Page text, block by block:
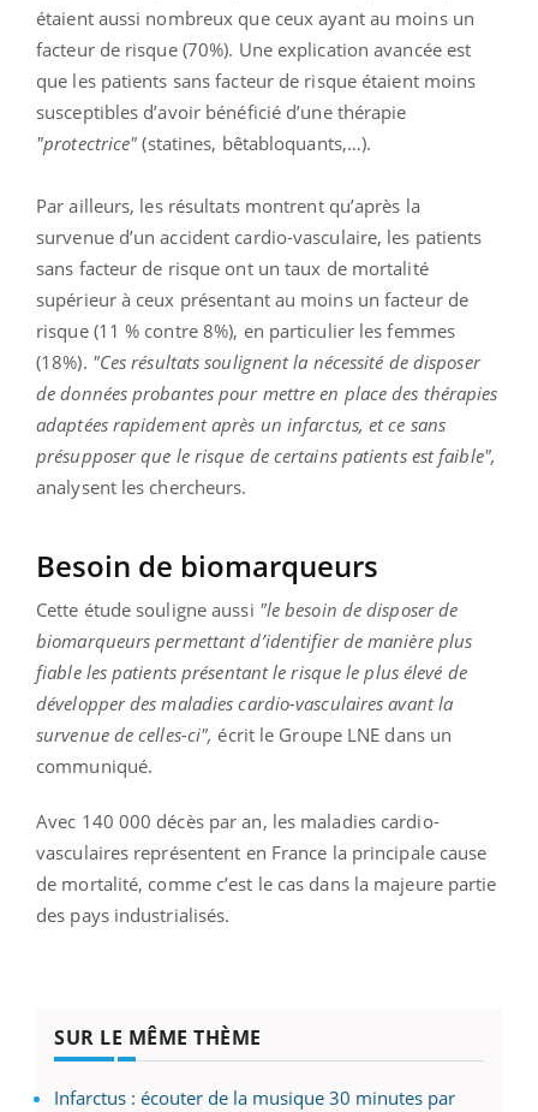
étaient aussi nombreux que ceux ayant au moins un
facteur de risque (70%). Une explication avancée est
que les patients sans facteur de risque étaient moins
susceptibles d’avoir bénéficié d’une thérapie
"protectrice" (statines, bêtabloquants,…).
Par ailleurs, les résultats montrent qu’après la
survenue d’un accident cardio-vasculaire, les patients
sans facteur de risque ont un taux de mortalité
supérieur à ceux présentant au moins un facteur de
risque (11 % contre 8%), en particulier les femmes
(18%). "Ces résultats soulignent la nécessité de disposer
de données probantes pour mettre en place des thérapies
adaptées rapidement après un infarctus, et ce sans
présupposer que le risque de certains patients est faible",
analysent les chercheurs.
Besoin de biomarqueurs
Cette étude souligne aussi "le besoin de disposer de
biomarqueurs permettant d’identifier de manière plus
fiable les patients présentant le risque le plus élevé de
développer des maladies cardio-vasculaires avant la
survenue de celles-ci", écrit le Groupe LNE dans un
communiqué.
Avec 140 000 décès par an, les maladies cardio-
vasculaires représentent en France la principale cause
de mortalité, comme c’est le cas dans la majeure partie
des pays industrialisés.
SUR LE MÊME THÈME
Infarctus : écouter de la musique 30 minutes par